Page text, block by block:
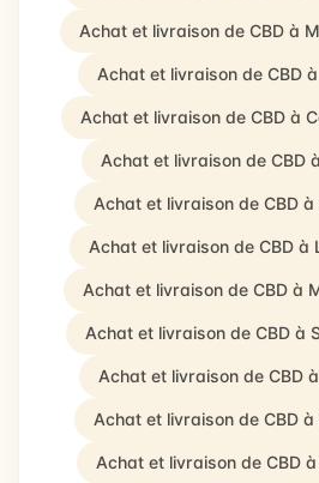
Achat et livraison de CBD à
Achat et livraison de CBD
Achat et livraison de CBD à
Achat et livraison de CBD
Achat et livraison de CBD
Achat et livraison de CBD à
Achat et livraison de CBD à
Achat et livraison de CBD à
Achat et livraison de CBD
Achat et livraison de CBD
Achat et livraison de CBD